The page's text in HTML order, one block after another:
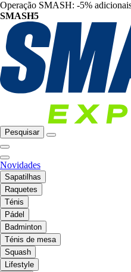
Operação SMASH: -5%
SMASH5
Pesquisar
Novidades
Sapatilhas
Raquetes
Ténis
Pádel
Badminton
Ténis de mesa
Squash
Lifestyle